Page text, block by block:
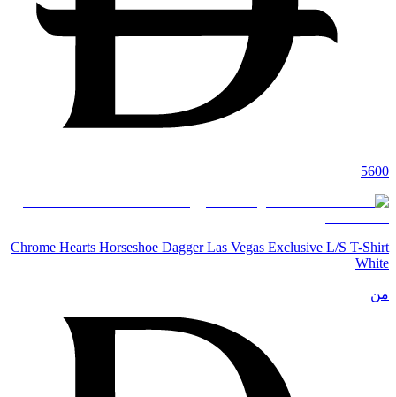
5600
Chrome Hearts Horseshoe Dagger Las Vegas Exclusive L/S T-Shirt
White
من